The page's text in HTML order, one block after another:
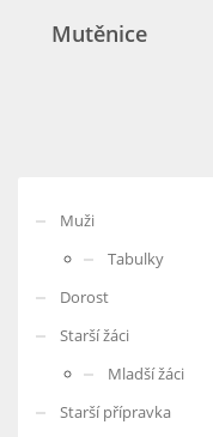
Mutěnice
Muži
Tabulky
Dorost
Starší žáci
Mladší žáci
Starší přípravka